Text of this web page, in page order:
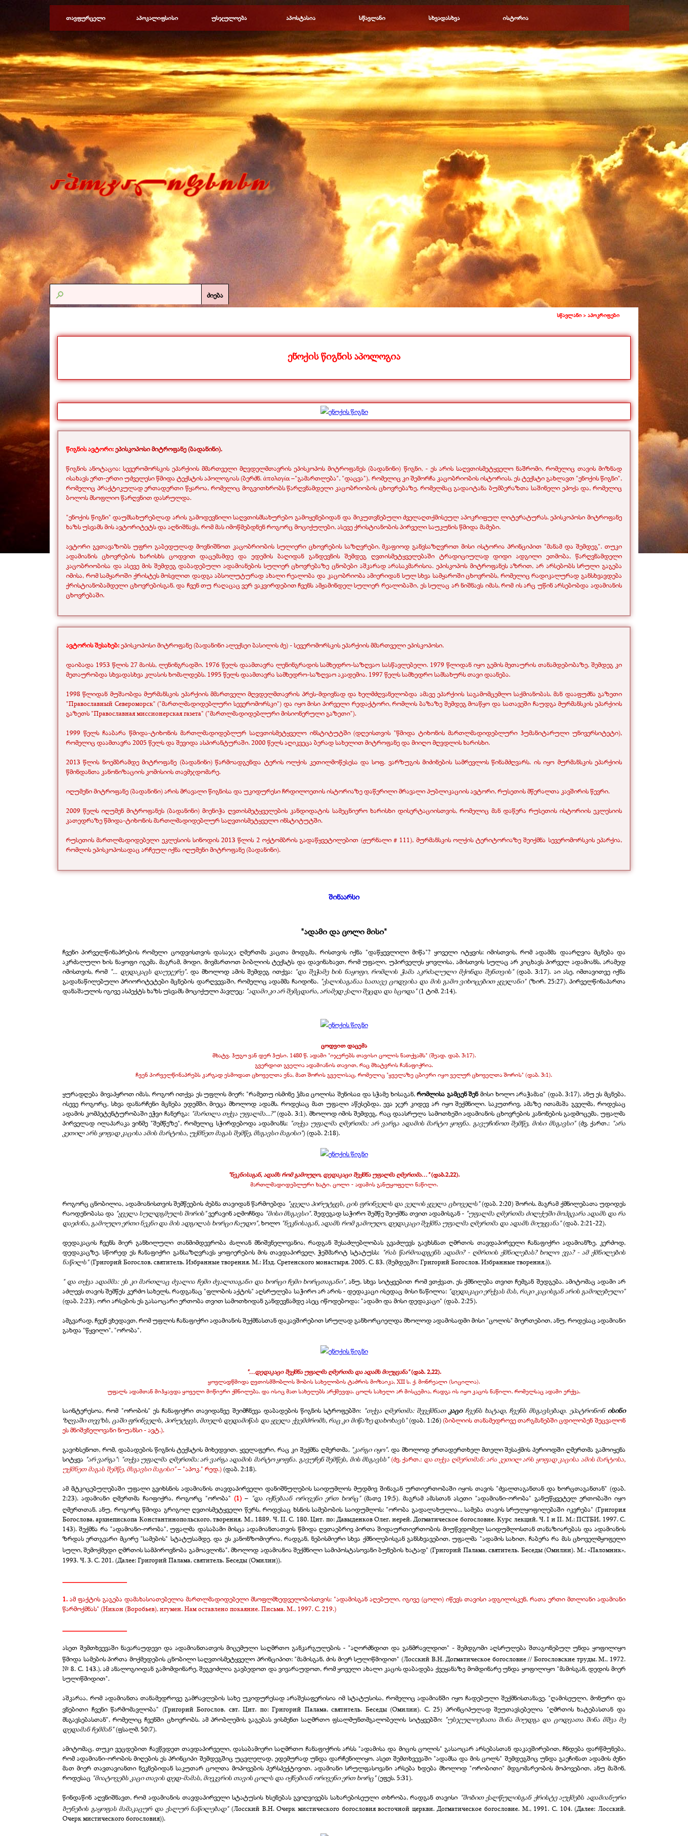
Перейти к контенту
თავფურცელი აპოკალიფსისი ▼
უსჯულოება ▼
აპოსტასია ▼
სწავლანი ▼
სხვადასხვა ▼
ისტორია
ძიება
სწავლანი > აპოკრიფები
ენოქის წიგნის აპოლოგია
წიგნის ავტორი:ეპისკოპოსი მიტროფანე (ბადანინი).
წიგნის ანოტაცია: სევერომორსკის ეპარქიის მმართველი მღვდელმთავრის ეპისკოპოს მიტროფანეს (ბადანინი) წიგნი, - ეს არის საღვთისმეტყველო ნაშრომი, რომელიც თავის მიზნად
ისახავს ერთ-ერთი უძველესი წმიდა ტექსტის აპოლოგიას (ბერძნ. ἀπολογία –"გამართლება", "დაცვა"), რომელიც კი შემორჩა კაცობრიობის ისტორიას. ეს ტექსტი გახლავთ "ენოქის წიგნი",
რომელიც პრაქტიკულად ერთადერთი წყაროა, რომელიც მოგვითხრობს წარღვნამდელი კაცობრიობის ცხოვრებაზე, რომელმაც გადაიტანა ბუმბერაზთა საშინელი ეპოქა და, რომელიც
ბოლოს მსოფლიო წარღვნით დასრულდა.
"ენოქის წიგნი" დაუმსახურებლად არის გამოდევნილი საღვთისმსახურებო გამოყენებიდან და მიკუთვნებული ძველაღთქმისეულ აპოკრიფულ ლიტერატურას. ეპისკოპოსი მიტროფანე
ხაზს უსვამს მის ავტორიტეტს და აღნიშნავს, რომ მას იმოწმებდნენ როგორც მოციქულები, ასევე ქრისტიანობის პირველი საუკუნის წმიდა მამები.
ავტორი გვთავაზობს უფრო გაბედულად მოვნიშნოთ კაცობრიობის სულიერი ცხოვრების საზღვრები, მკაფიოდ განვსაზღვროთ მისი ისტორია პრინციპით "მანამ და შემდეგ". თუკი
ადამიანის ცხოვრების ხარისხს ცოდვით დაცემამდე და ედემის ბაღიდან განდევნის შემდეგ ღვთისმეტყველებაში ტრადიციულად დიდი ადგილი ეთმობა, წარღვნამდელი
კაცობრიობისა და ასევე მის შემდეგ დაბადებული ადამიანების სულიერ ცხოვრებაზე ცნობები აშკარად არასაკმარისია. ეპისკოპოს მიტროფანეს აზრით, არ არსებობს სრული გაგება
იმისა, რომ სამყაროში ქრისტეს მოსვლით დადგა აბსოლუტურად ახალი რეალობა და კაცობრიობა ამიერიდან სულ სხვა სამყაროში ცხოვრობს, რომელიც რადიკალურად განსხვავდება
ქრისტიანობამდელი ცხოვრებისგან. და ჩვენ თუ რაღაცაც ვერ ვაკვირდებით ჩვენს ამჟამინდელ სულიერ რეალობაში, ეს სულაც არ ნიშნავს იმას, რომ ის არც უწინ არსებობდა ადამიანის
ცხოვრებაში.
ავტორის შესახებ:ეპისკოპოსი მიტროფანე (ბადანინი ალექსეი ბასილის ძე) - სევერომორსკის ეპარქიის მმართველი ეპისკოპოსი.
დაიბადა 1953 წლის 27 მაისს, ლენინგრადში. 1976 წელს დაამთავრა ლენინგრადის სამხედრო-საზღვაო სასწავლებელი. 1979 წლიდან იყო გემის მეთაურის თანამდებობაზე, შემდეგ კი
მეთაურობდა სხვადასხვა კლასის ხომალდებს. 1995 წელს დაამთავრა სამხედრო-საზღვაო აკადემია. 1997 წელს სამხედრო სამსახურს თავი დაანება.
1998 წლიდან მუშაობდა მურმანსკის ეპარქიის მმართველი მღვდელმთავრის პრეს-მდივნად და ხელმძღვანელობდა ამავე ეპარქიის საგამომცემლო საქმიანობას. მან დააფუძნა გაზეთი
"Православный Североморск" ("მართლმადიდებლური სევერომორსკი") და იყო მისი პირველი რედაქტორი, რომლის ბაზაზე შემდეგ მოაწყო და სათავეში ჩაუდგა მურმანსკის ეპარქიის
გაზეთს "Православная миссионерская газета" ("მართლმადიდებლური მისიონერული გაზეთი").
1999 წელს ჩააბარა წმიდა-ტიხონის მართლმადიდებლურ საღვთისმეტყველო ინსტიტუტში (დღეისთვის "წმიდა ტიხონის მართლმადიდებლური ჰუმანიტარული უნივერსიტეტი),
რომელიც დაამთავრა 2005 წელს და შევიდა ასპირანტურაში. 2000 წელს აღიკვეცა ბერად სახელით მიტროფანე და მიიღო მღვდლის ხარისხი.
2013 წლის ნოემბრამდე მიტროფანე (ბადანინი) წარმოადგენდა ტერის ოლქის კეთილმოწესესა და სოფ. ვარზუგის მიძინების სამრევლოს წინამძღვარს. ის იყო მურმანსკის ეპარქიის
წმინდანთა კანონიზაციის კომისიის თავმჯდომარე.
იღუმენი მიტროფანე (ბადანინი) არის მრავალი წიგნისა და უკიდურესი ჩრდილოეთის ისტორიაზე დაწერილი მრავალი პუბლიკაციის ავტორი, რუსეთის მწერალთა კავშირის წევრი.
2009 წელს იღუმენ მიტროფანეს (ბადანინი) მიენიჭა ღვთისმეტყველების კანდიდატის სამეცნიერო ხარისხი დისერტაციისთვის, რომელიც მან დაწერა რუსეთის ისტორიის ეკლესიის
კათედრაზე წმიდა-ტიხონის მართლმადიდებლურ საღვთისმეტყველო ინსტიტუტში.
რუსეთის მართლმადიდებელი ეკლესიის სინოდის 2013 წლის 2 ოქტომბრის გადაწყვეტილებით (ჟურნალი # 111), მურმანსკის ოლქის ტერიტორიაზე შეიქმნა სევერომორსკის ეპარქია,
რომლის ეპისკოპოსადაც არჩეულ იქნა იღუმენი მიტროფანე (ბადანინი).
შინაარსი
"ადამი და ცოლი მისი"
ჩვენი პირველწინაპრების რომელი ცოდვისთვის დასაჯა ღმერთმა კაცთა მოდგმა, რისთვის იქნა "დაწყევლილი მიწა"? ყოველი იტყვის: იმისთვის, რომ ადამმა დაარღვია მცნება და
აკრძალული ხის ნაყოფი იგემა. მაგრამ, მოდი, მივმართოთ ბიბლიის ტექსტს და დავინახავთ, რომ უფალი, უპირველეს ყოვლისა, ამისთვის სულაც არ კიცხავს პირველ ადამიანს, არამედ
იმისთვის, რომ "... დედაკაცს დაუჯერე". და მხოლოდ ამის შემდეგ ითქვა: "და შეჭამე ხის ნაყოფი, რომლის ჭამა აკრძალული მქონდა შენთვის"(დაბ. 3:17). აი ასე, იმთავითვე იქნა
გადანაწილებული პრიორიტეტები მცნების დარღვევაში, რომელიც ადამმა ჩაიდინა. "ქალისაგანაა სათავე ცოდვისა და მის გამო ვიხოცებით ყველანი"(ზირ. 25:27). პირველწინაპართა
დანაშაულის იგივე ასპექტს ხაზს უსვამს მოციქული პავლეც: "ადამი კი არ შემცდარა, არამედ ქალი შეცდა და სცოდა"(1 ტიმ. 2:14).
ცოდვით დაცემა
მხატვ. ჰუგო ვან დერ ჰუსი. 1480 წ. ადამი "იჯერებს თავისი ცოლის ნათქვამს" (შეად. დაბ. 3:17).
გვერდით გველია ადამიანის თავით, რაც მხატვრის ჩანაფიქრია.
ჩვენ პირველწინაპრებს კარგად ესმოდათ ცხოველთა ენა, მათ შორის გველისაც, რომელიც "ყველაზე ცბიერი იყო ველურ ცხოველთა შორის" (დაბ. 3:1).
ყურადღება მივაპყროთ იმას, როგორ ითქვა ეს უფლის მიერ: "რამეთუ ისმინე ჴმაჲ ცოლისა შენისაჲ და სჭამე ხისაგან,რომლისა გამცენ შენმისი ხოლო არაჭამაჲ" (დაბ. 3:17), ანუ ეს მცნება,
ისევე როგორც, სხვა დანარჩენი მცნება ედემში, მიეცა მხოლოდ ადამს. როდესაც მათ უფალი აწესებდა, ევა ჯერ კიდევ არ იყო შექმნილი. საკუთრივ, ამაზე ითამაშა გველმა, როდესაც
ადამის კომპეტენტურობაში ეჭვი ჩანერგა: "მართლა თქვა უფალმა...?"(დაბ. 3:1). მხოლოდ იმის შემდეგ, რაც დაასრულა სამოთხეში ადამიანის ცხოვრების კანონების გადმოცემა, უფალმა
პირველად ილაპარაკა ვინმე "შემწეზე", რომელიც სჭირდებოდა ადამიანს: "თქვა უფალმა ღმერთმა: არ ვარგა ადამის მარტო ყოფნა. გავუჩინოთ შემწე, მისი მსგავსი"(ძვ. ქართ.: "არა
კეთილ არს ყოფად კაცისა ამის მარტოსა, უქმნეთ მაგას შემწე, მსგავსი მაგისი") (დაბ. 2:18).
"ნეკნისაგან, ადამს რომ გამოუღო, დედაკაცი შექმნა უფალმა ღმერთმა…"(დაბ.2,22).
მართლმადიდებლური ხატი. ცოლი - ადამის განუყოფელი ნაწილი.
როგორც ცნობილია, ადამიანისთვის შემწეების ძებნა თავიდან წარმოებდა "ყველა პირუტყვს, ცის ფრინველს და ველის ყველა ცხოველს"(დაბ. 2:20) შორის. მაგრამ ქმნილებათა უდიდეს
რაოდენობასა და "ყველა სულდგმულს შორის"ვერავინ აღმოჩნდა "მისი მსგავსი".შედეგად საჭირო შემწე შეიქმნა თვით ადამისგან - "უფალმა ღმერთმა ძილქუში მოჰგვარა ადამს და რა
დაეძინა, გამოუღო ერთი ნეკნი და მის ადგილას ხორცი ჩაუდო",ხოლო "ნეკნისაგან, ადამს რომ გამოუღო, დედაკაცი შექმნა უფალმა ღმერთმა და ადამს მიუყვანა"(დაბ. 2:21-22).
დედაკაცის ჩვენს მიერ განხილული თანმიმდევრობა ძალიან მნიშვნელოვანია, რადგან შესაძლებლობას გვაძლევს გავხსნათ ღმრთის თავდაპირველი ჩანაფიქრი ადამიანზე, კერძოდ,
დედაკაცზე. სწორედ ეს ჩანაფიქრი განსაზღვრავს ყოფიერების მის თავდაპირველ, ჭეშმარიტ სტატუსს: "რას წარმოადგენს ადამი? - ღმრთის ქმნილებას? ხოლო ევა? - ამ ქმნილების
ნაწილს"(Григорий Богослов, святитель. Избранные творения. М.: Изд. Сретенского монастыря. 2005. С. 83. (შემდეგში: Григорий Богослов. Избранные творения.)).
" და თქვა ადამმა: ეს კი მართლაც ძვალია ჩემი ძვალთაგანი და ხორცი ჩემი ხორცთაგანი",ანუ, სხვა სიტყვებით რომ ვთქვათ, ეს ქმნილება თვით ჩემგან შედგება. ამიტომაც ადამი არ
აძლევს თავის შემწეს კერძო სახელს, რადგანაც "ფლობის აქტის" აღსრულება საჭირო არ არის - დედაკაცი ისედაც მისი ნაწილია: "დედაკაცი ერქვას მას, რაკი კაცისგან არის გამოღებული"
(დაბ. 2:23). ორი არსების ეს გასაოცარი ერთობა თვით სამოთხიდან განდევნამდე ასეც იწოდებოდა: "ადამი და მისი დედაკაცი" (დაბ. 2:25).
ამგვარად, ჩვენ ვხედავთ, რომ უფლის ჩანაფიქრი ადამიანის შექმნასთან დაკავშირებით სრულად განხორციელდა მხოლოდ ადამისადმი მისი "ცოლის" მიერთებით, ანუ, როდესაც ადამიანი
გახდა "წყვილი", "ორობა".
"…დედაკაცი შექმნა უფალმა ღმერთმა და ადამს მიუყვანა"(დაბ.2,22).
ყოვლადწმიდა ღვთისმშობლის შობის სახელობის ტაძრის მოზაიკა,XIIს. ქ. მონრეალი (სიცილია).
უფალს ადამთან მიჰყავდა ყოველი მიწიერი ქმნილება, და ისიც მათ სახელებს არქმევდა. ცოლს სახელი არ მისცემია, რადგა ის იყო კაცის ნაწილი, რომელსაც ადამი ერქვა.
საინტერესოა, რომ "ორობის" ეს ჩანაფიქრი თავიდანვე შეიმჩნევა დაბადების წიგნის სტროფებში: "თქვა ღმერთმა: შევქმნათკაციჩვენს ხატად, ჩვენს მსგავსებად. ეპატრონონ ისინი
ზღვაშითევზს, ცაშიფრინველს, პირუტყვს, მთელსდედამიწას დაყველა ქვემძრომს, რაცკიმიწაზედახოხავს"(დაბ. 1:26)(ბიბლიის თანამედროვე თარგმანებში ცდილობენ შეცვალონ
ეს მნიშვნელოვანი ნიუანსი - ავტ.).
გავიხსენოთ, რომ, დაბადების წიგნის ტექსტის მიხედვით, ყველაფერი, რაც კი შექმნა ღმერთმა, "კარგი იყო". და მხოლოდ ერთადერთხელ მთელი შესაქმის პერიოდში ღმერთმა გამოიყენა
სიტყვა "არ ვარგა": "თქვა უფალმა ღმერთმა: არ ვარგა ადამის მარტო ყოფნა. გავუჩენ შემწეს, მის მსგავსს" (ძვ. ქართ.: და თქვა ღმერთმან: არა კეთილ არს ყოფად კაცისა ამის მარტოსა,
უქმნეთ მაგას შემწე, მსგავსი მაგისი"– "აპოკ." რედ.)(დაბ. 2:18).
ამ მტკიცებულებაში უფალი გვიხსნის ადამიანის თავდაპირველი დანიშნულების საიდუმლოს მუდმივ შინაგან ურთიერთობაში იყოს თავის "ძვალთაგანთან და ხორცთაგანთან" (დაბ.
2:23). ადამიანი ღმერთმა ჩაიფიქრა, როგორც "ორობა" (1) – "და იქნებაან ორივენი ერთ ხორც" (მათე 19:5). მაგრამ ამასთან ასეთი "ადამიანი-ორობა" განუწყვეტელ ერთობაში იყო
ღმერთთან. ანუ, როგორც წმიდა გრიგოლ ღვთისმეტყველი წერს, როდესაც ხსნის სამებობის საიდუმლოს: "ორობა გადალახულია... სამება თავის სრულყოფილებაში იკვრება" (Григория
Богослова, архиепископа Константинопольского, творения. М., 1889. Ч. II. С. 180. Цит. по: Давыденков Олег, иерей. Догматическое богословие. Курс лекций. Ч. I и II. М.: ПСТБИ, 1997. С.
143). შექმნა რა "ადამიანი-ორობა", უფალმა დასაბამი მისცა ადამიანთათვის წმიდა ღვთაებრივ პირთა შიდაურთიერთობის მიუწვდომელ საიდუმლოსთან თანაზიარებას და ადამიანის
ზრდას ერთგვარი მცირე "სამების" სტატუსამდე. და ეს კანონზომიერია, რადგან, ნებისმიერი სხვა ქმნილებისგან განსხვავებით, უფალმა "ადამის სახით, ჩაბერა რა მას ცხოველმყოფელი
სული, შემოქმედი ღმრთის სამპიროვნობა გამოავლინა". მხოლოდ ადამიანია შექმნილი სამიპოსტასოვანი ბუნების ხატად" (Григорий Палама, святитель. Беседы (Омилии). М.: «Паломник»,
1993. Ч. 3. С. 201. (Далее: Григорий Палама, святитель. Беседы (Омилии)).
1. ამ ფაქტის გაგება დამახასიათებელია მართლმადიდებელი მსოფლმხედველობისთვის: "ადამისგან აღებული, იგივე (ცოლი) იწევს თავისი ადგილისკენ, რათა ერთი მთლიანი ადამიანი
წარმოქმნას" (Никон (Воробьев), игумен. Нам оставлено покаяние. Письма. М., 1997. С. 219.)
ასეთ შემთხვევაში ნავარაუდევი და ადამიანთათვის მიცემული საღმრთო განკარგულების - "აღორძნდით და განმრავლდით" - შემდგომი აღსრულება შთაგონებულ უნდა ყოფილიყო
წმიდა სამების პირთა მოქმედების ცნობილი საღვთისმეტყველო პრინციპით: "მამისგან, ძის მიერ სულიწმიდით" (Лосский В.Н. Догматическое богословие // Богословские труды. М., 1972.
№ 8. С. 143.). ამ ანალოგიიდან გამომდინარე, შეგვიძლია გავბედოთ და ვივარაუდოთ, რომ ყოველი ახალი კაცის დაბადება ქვეყანაზე მომდინარე უნდა ყოფილიყო "მამისგან, დედის მიერ
სულიწმიდით".
აშკარაა, რომ ადამიანთა თანამედროვე გამრავლების სახე უკიდურესად არაშესაფერისია იმ სტატუსისა, რომელიც ადამიანში იყო ჩადებული შექმნისთანავე. "ღამისეული, მონური და
ვნებითი ჩვენი წარმომავლობა" (Григорий Богослов, свт. Цит. по: Григорий Палама, святитель. Беседы (Омилии). С. 25) პრინციპულად შეუთავსებელია "ღმრთის ხატებასთან და
მსგავსებასთან", რომელიც ჩვენში ცხოვრობს. ამ პრობლემის გაგებას ვისმენთ საღმრთო ფსალმუნთმგალობელის სიტყვებში: "უსჯულოებათა შინა მიუდგა და ცოდვათა შინა მშვა მე
დედამან ჩემმან"(ფსალმ. 50:7).
ამიტომაც, თუკი ვეცდებით ჩავწვდეთ თავდაპირველი, დასაბამიერი საღმრთო ჩანაფიქრის არსს "ადამისა და მიცის ცოლის" გასაოცარ არსებასთან დაკავშირებით, ჩნდება დარწმუნება,
რომ ადამიანი-ორობის მიღების ეს პრინციპი შემდეგშიც უცვლელად, ედემურად უნდა დარჩენილიყო. ასეთ შემთხვევაში "ადამსა და მის ცოლს" შემდეგშიც უნდა გაეჩინათ ადამის ძენი
მათ მიერ თავთავიანთი ნეკნებიდან საკუთარ ცოლთა მოპოვების პერსპექტივით. ადამიანი სრულფასოვანი არსება ხდება მხოლოდ "ორობითი" მდგომარეობის მოპოვებით, ანუ მაშინ,
როდესაც "მიატოვებს კაცი თავის დედ-მამას, მიეკვრის თავის ცოლს და იქნებიან ორივენი ერთ ხორც"(ეფეს. 5:31).
წინდაწინ აღვნიშნავთ, რომ ადამიანის თავდაპირველი სტატუსის ხსენებას გვიღვივებს სახარებისეული თხრობა, რადგან თავისი "შობით ქალწულისგან ქრისტე აუქმებს ადამიანური
ბუნების გაყოფას მამაკაცურ და ქალურ ნაწილებად" (Лосский В.Н. Очерк мистического богословия восточной церкви. Догматическое богословие. М., 1991. С. 104. (Далее: Лосский.
Очерк мистического богословия)).